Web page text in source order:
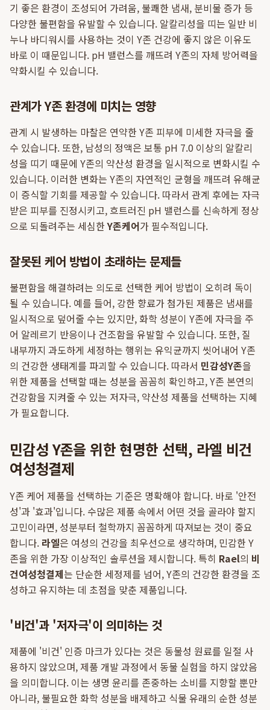
기 좋은 환경이 조성되어 가려움, 불쾌한 냄새, 분비물 증가 등
다양한 불편함을 유발할 수 있습니다. 알칼리성을 띠는 일반 비
누나 바디워시를 사용하는 것이 Y존 건강에 좋지 않은 이유도
바로 이 때문입니다. pH 밸런스를 깨뜨려 Y존의 자체 방어력을
약화시킬 수 있습니다.
관계가 Y존 환경에 미치는 영향
관계 시 발생하는 마찰은 연약한 Y존 피부에 미세한 자극을 줄
수 있습니다. 또한, 남성의 정액은 보통 pH 7.0 이상의 알칼리
성을 띠기 때문에 Y존의 약산성 환경을 일시적으로 변화시킬 수
있습니다. 이러한 변화는 Y존의 자연적인 균형을 깨뜨려 유해균
이 증식할 기회를 제공할 수 있습니다. 따라서 관계 후에는 자극
받은 피부를 진정시키고, 흐트러진 pH 밸런스를 신속하게 정상
으로 되돌려주는 세심한Y존케어가 필수적입니다.
잘못된 케어 방법이 초래하는 문제들
불편함을 해결하려는 의도로 선택한 케어 방법이 오히려 독이
될 수 있습니다. 예를 들어, 강한 향료가 첨가된 제품은 냄새를
일시적으로 덮어줄 수는 있지만, 화학 성분이 Y존에 자극을 주
어 알레르기 반응이나 건조함을 유발할 수 있습니다. 또한, 질
내부까지 과도하게 세정하는 행위는 유익균까지 씻어내어 Y존
의 건강한 생태계를 파괴할 수 있습니다. 따라서 민감성Y존을
위한 제품을 선택할 때는 성분을 꼼꼼히 확인하고, Y존 본연의
건강함을 지켜줄 수 있는 저자극, 약산성 제품을 선택하는 지혜
가 필요합니다.
민감성 Y존을 위한 현명한 선택, 라엘 비건
여성청결제
Y존 케어 제품을 선택하는 기준은 명확해야 합니다. 바로 '안전
성'과 '효과'입니다. 수많은 제품 속에서 어떤 것을 골라야 할지
고민이라면, 성분부터 철학까지 꼼꼼하게 따져보는 것이 중요
합니다. 라엘은 여성의 건강을 최우선으로 생각하며, 민감한 Y
존을 위한 가장 이상적인 솔루션을 제시합니다. 특히 Rael의 비
건여성청결제는 단순한 세정제를 넘어, Y존의 건강한 환경을 조
성하고 유지하는 데 초점을 맞춘 제품입니다.
'비건'과 '저자극'이 의미하는 것
제품에 '비건' 인증 마크가 있다는 것은 동물성 원료를 일절 사
용하지 않았으며, 제품 개발 과정에서 동물 실험을 하지 않았음
을 의미합니다. 이는 생명 윤리를 존중하는 소비를 지향할 뿐만
아니라, 불필요한 화학 성분을 배제하고 식물 유래의 순한 성분